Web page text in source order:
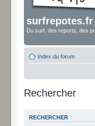
surfrepotes.fr
Du surf, des reports, des
Index du forum
Rechercher
RECHERCHER